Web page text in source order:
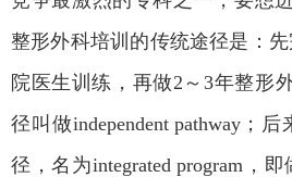
整形外科培训的传统途径是：
院医生训练，再做2 ～3年整形
径叫做independent pathway ；后
径，名为integrated program ，即